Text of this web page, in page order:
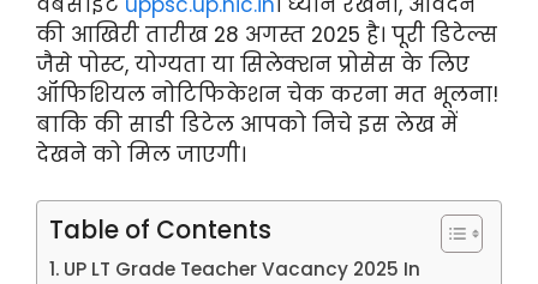
की आखिरी तारीख 28 अगस्त 2025 है। पूरी डिटेल्स
जैसे पोस्ट, योग्यता या सिलेक्शन प्रोसेस के लिए
ऑफिशियल नोटिफिकेशन चेक करना मत भूलना!
बाकि की साडी डिटेल आपको निचे इस लेख में
देखने को मिल जाएगी।
Table of Contents
UP LT Grade Teacher Vacancy 2025 In